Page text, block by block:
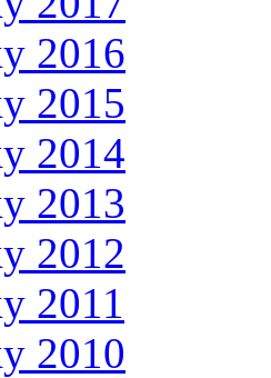
2016
2015
2014
2013
2012
2011
2010